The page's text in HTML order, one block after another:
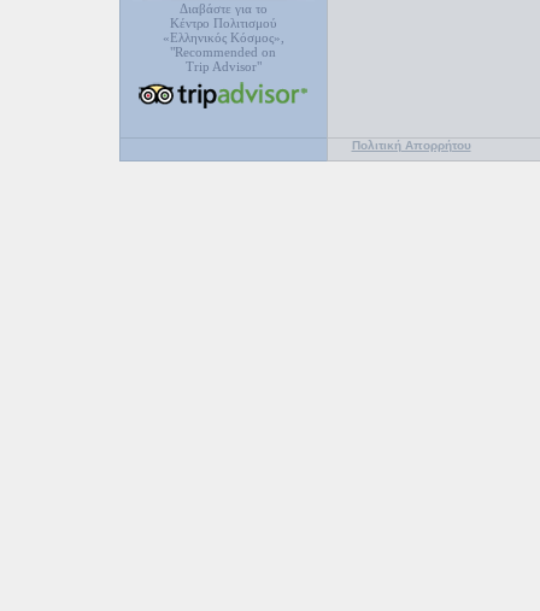
Διαβάστε για το
Κέντρο Πολιτισμού
«Ελληνικός Κόσμος»,
"Recommended on
Trip Advisor"
Πολιτική Απορρήτου